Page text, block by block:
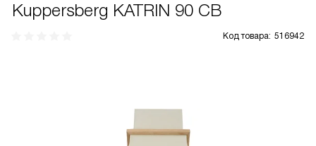
Kuppersberg KATRIN 90 CB
Код товара: 516942